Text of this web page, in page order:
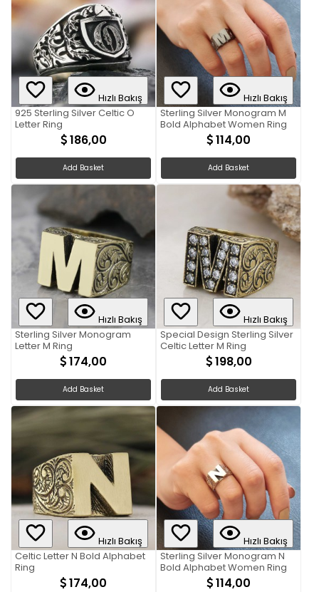
Hızlı Bakış
925 Sterling Silver Celtic O
Letter Ring
186,00
Add Basket
Hızlı Bakış
Sterling Silver Monogram M
Bold Alphabet Women Ring
114,00
Add Basket
Hızlı Bakış
Sterling Silver Monogram
Letter M Ring
174,00
Add Basket
Hızlı Bakış
Special Design Sterling Silver
Celtic Letter M Ring
198,00
Add Basket
Hızlı Bakış
Celtic Letter N Bold Alphabet
Ring
174,00
Hızlı Bakış
Sterling Silver Monogram N
Bold Alphabet Women Ring
114,00